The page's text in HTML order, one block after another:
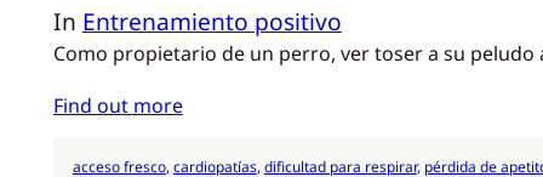
In Entrenamiento positivo
Como propietario de un perro, ver toser a su
Find out more
acceso fresco, cardiopatías, dificultad para respirar, pérdida de